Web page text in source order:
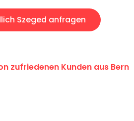
Szeged anfragen
zufriedenen Kunden aus Bern